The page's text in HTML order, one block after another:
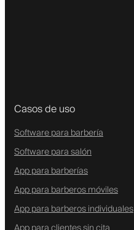
Casos de uso
Software para barbería
Software para salón
App para barberías
App para barberos móviles
App para barberos individuales